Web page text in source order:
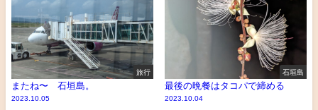
旅行
またね〜 石垣島。
2023.10.05
石垣島
最後の晩餐はタコパで締める
2023.10.04